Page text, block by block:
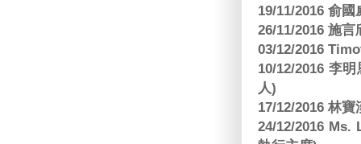
19/11/2016 俞
26/11/2016 施
03/12/2016
10/12/2016 李
人)
17/12/2016 林
24/12/2016